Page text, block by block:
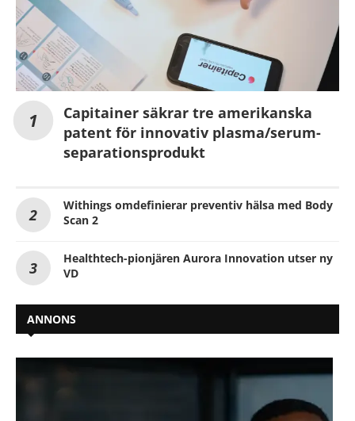
Capitainer säkrar tre amerikanska
patent för innovativ plasma/serum-
separationsprodukt
Withings omdefinierar preventiv hälsa med Body
Scan 2
Healthtech-pionjären Aurora Innovation utser ny
VD
ANNONS